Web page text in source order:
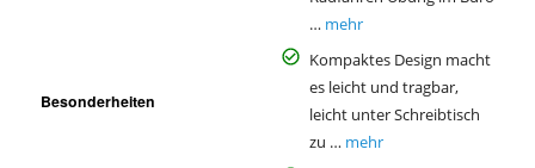
Besonderheiten
… mehr
Kompaktes Design macht
es leicht und tragbar,
leicht unter Schreibtisch
zu … mehr